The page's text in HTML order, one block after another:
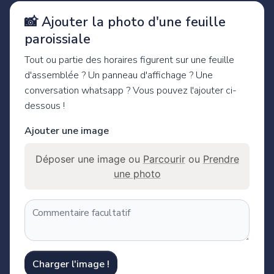
📸 Ajouter la photo d'une feuille
paroissiale
Tout ou partie des horaires figurent sur une feuille
d'assemblée ? Un panneau d'affichage ? Une
conversation whatsapp ? Vous pouvez l'ajouter ci-
dessous !
Ajouter une image
Déposer une image ou Parcourirou Prendre
une photo
Charger l'image !